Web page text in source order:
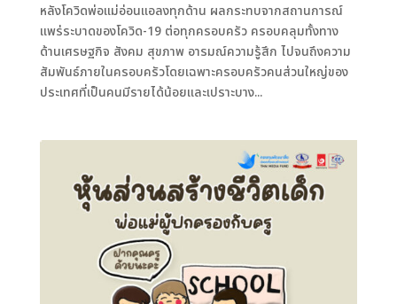
หลังโควิดพ่อแม่อ่อนแอลงทุกด้าน ผลกระทบจากสถานการณ์
แพร่ระบาดของโควิด-19 ต่อทุกครอบครัว ครอบคลุมทั้งทาง
ด้านเศรษฐกิจ สังคม สุขภาพ อารมณ์ความรู้สึก ไปจนถึงความ
สัมพันธ์ภายในครอบครัวโดยเฉพาะครอบครัวคนส่วนใหญ่ของ
ประเทศที่เป็นคนมีรายได้น้อยและเปราะบาง...